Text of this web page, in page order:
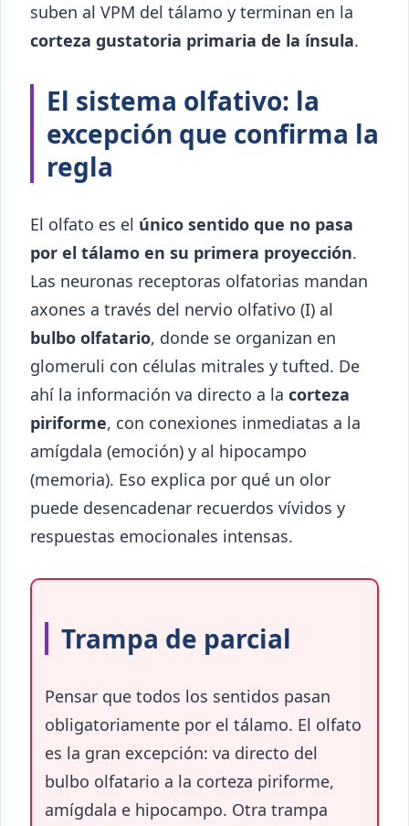
suben al VPM del tálamo y terminan en la
corteza gustatoria primaria de la ínsula.
El sistema olfativo: la
excepción que confirma la
regla
El olfato es el único sentido que no pasa
por el tálamo en su primera proyección.
Las neuronas receptoras olfatorias mandan
axones a través del nervio olfativo (I) al
bulbo olfatario, donde se organizan en
glomeruli con células mitrales y tufted. De
ahí la información va directo a la corteza
piriforme, con conexiones inmediatas a la
amígdala (emoción) y al hipocampo
(memoria). Eso explica por qué un olor
puede desencadenar recuerdos vívidos y
respuestas emocionales intensas.
Trampa de parcial
Pensar que todos los sentidos pasan
obligatoriamente por el tálamo. El olfato
es la gran excepción: va directo del
bulbo olfatario a la corteza piriforme,
amígdala e hipocampo. Otra trampa